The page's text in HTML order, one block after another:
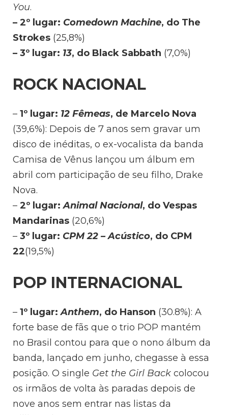
You.
– 2º lugar: Comedown Machine, do The
Strokes (25,8%)
– 3º lugar: 13, do Black Sabbath (7,0%)
ROCK NACIONAL
–1º lugar: 12 Fêmeas, de Marcelo Nova
(39,6%): Depois de 7 anos sem gravar um
disco de inéditas, o ex-vocalista da banda
Camisa de Vênus lançou um álbum em
abril com participação de seu filho, Drake
Nova.
–2º lugar:Animal Nacional, do Vespas
Mandarinas (20,6%)
–3º lugar: CPM 22 – Acústico, do CPM
22(19,5%)
POP INTERNACIONAL
–1º lugar:Anthem, do Hanson (30.8%): A
forte base de fãs que o trio POP mantém
no Brasil contou para que o nono álbum da
banda, lançado em junho, chegasse à essa
posição. O single Get the Girl Back colocou
os irmãos de volta às paradas depois de
nove anos sem entrar nas listas da